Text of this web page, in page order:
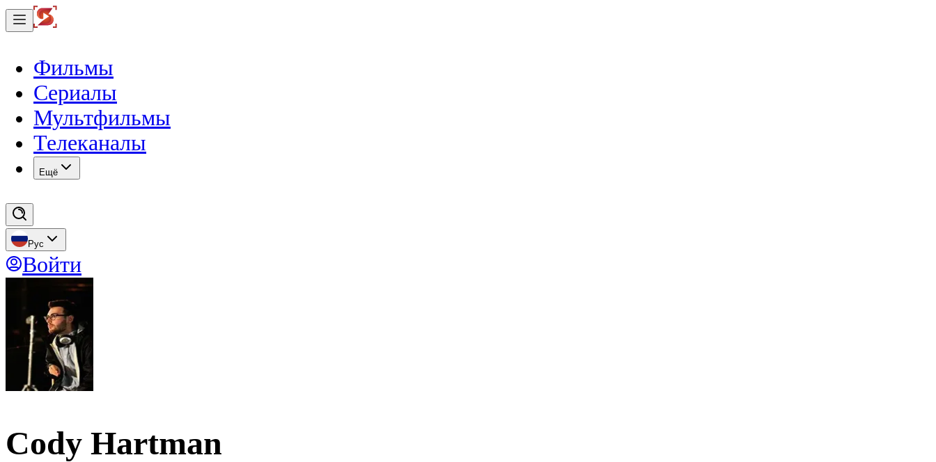
Фильмы
Сериалы
Мультфильмы
Телеканалы
Eщё
Рус
Войти
Cody Hartman